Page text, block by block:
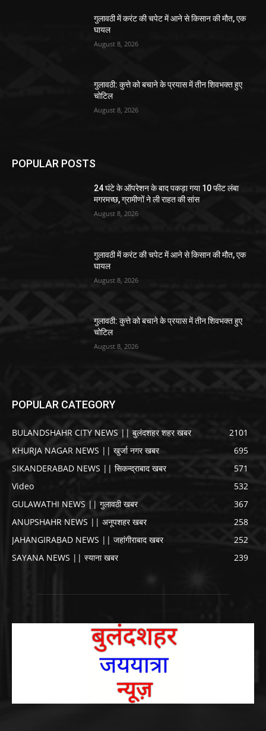
गुलावठी में करंट की चपेट में आने से किसान की मौत, एक
घायल
August 8, 2026
गुलावठी: कुत्ते को बचाने के प्रयास में तीन शिवभक्त हुए
चोटिल
August 8, 2026
POPULAR POSTS
24 घंटे के ऑपरेशन के बाद पकड़ा गया 10 फीट लंबा
मगरमच्छ, ग्रामीणों ने ली राहत की सांस
August 8, 2026
गुलावठी में करंट की चपेट में आने से किसान की मौत, एक
घायल
August 8, 2026
गुलावठी: कुत्ते को बचाने के प्रयास में तीन शिवभक्त हुए
चोटिल
August 8, 2026
POPULAR CATEGORY
BULANDSHAHR CITY NEWS || बुलंदशहर शहर खबर
2101
KHURJA NAGAR NEWS || खुर्जा नगर खबर
695
SIKANDERABAD NEWS || सिकन्द्राबाद खबर
571
Video
532
GULAWATHI NEWS || गुलावठी खबर
367
ANUPSHAHR NEWS || अनूपशहर खबर
258
JAHANGIRABAD NEWS || जहांगीराबाद खबर
252
SAYANA NEWS || स्याना खबर
239